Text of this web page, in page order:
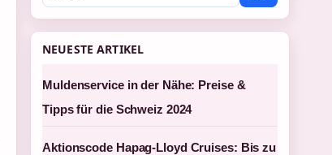
NEUESTE ARTIKEL
Muldenservice in der Nähe: Preise &
Tipps für die Schweiz 2024
Aktionscode Hapag-Lloyd Cruises: Bis zu